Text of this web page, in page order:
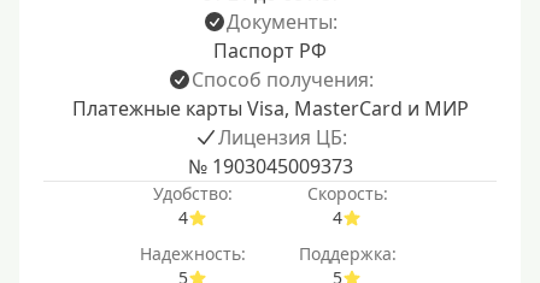
Документы:
Паспорт РФ
Способ получения:
Платежные карты Visa, MasterCard и МИР
Лицензия ЦБ:
№ 1903045009373
Удобство:
4
Скорость:
4
Надежность:
5
Поддержка:
5